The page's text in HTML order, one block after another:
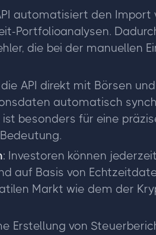
automatisiert den Import
Portfolioanalysen.
die bei der manuellen
die API direkt mit Börsen
automatisch
besonders für eine
: Investoren können
auf Basis von
Markt wie dem der
Erstellung von